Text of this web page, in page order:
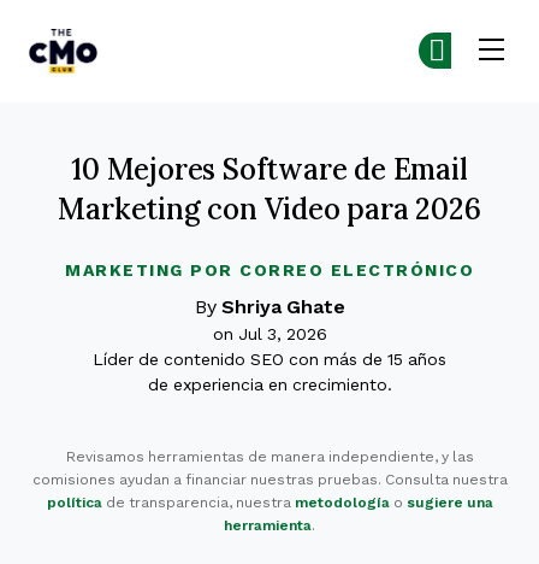
MARKETING POR CORREO ELECTRÓNICO
10 Mejores Software de Email
Marketing con Video para 2026
By Shriya Ghate
on Jul 3, 2026
Líder de contenido SEO con más de 15 años
de experiencia en crecimiento.
Revisamos herramientas de manera independiente, y las
comisiones ayudan a financiar nuestras pruebas. Consulta nuestra
políticade transparencia, nuestra metodologíao sugiere una
herramienta.